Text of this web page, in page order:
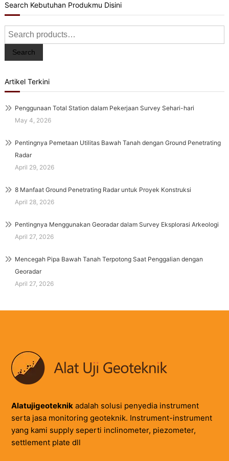
Search Kebutuhan Produkmu Disini
Search
for:
Search
Artikel Terkini
Penggunaan Total Station dalam Pekerjaan Survey Sehari-hari
May 4, 2026
Pentingnya Pemetaan Utilitas Bawah Tanah dengan Ground Penetrating
Radar
April 29, 2026
8 Manfaat Ground Penetrating Radar untuk Proyek Konstruksi
April 28, 2026
Pentingnya Menggunakan Georadar dalam Survey Eksplorasi Arkeologi
April 27, 2026
Mencegah Pipa Bawah Tanah Terpotong Saat Penggalian dengan
Georadar
April 27, 2026
Alatujigeoteknikadalah solusi penyedia instrument
serta jasa monitoring geoteknik. Instrument-instrument
yang kami supply seperti inclinometer, piezometer,
settlement plate dll